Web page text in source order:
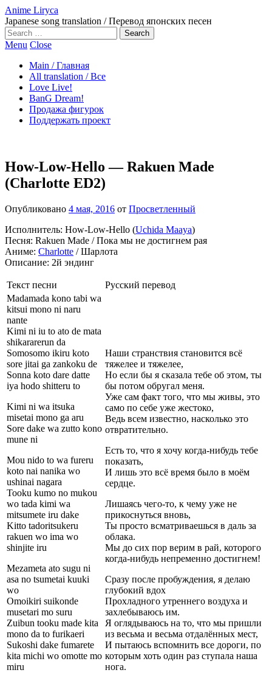
Anime Liryca
Japanese song translation / Перевод японских песен
Search
on:
Menu Close
Main / Главная
All translation / Все
Love Live!
BanG Dream!
Продажа фигурок
Поддержать проект
How-Low-Hello — Rakuen Made
(Charlotte ED2)
Опубликовано 4 мая, 2016 от Просветленный
Исполнитель: How-Low-Hello (Uchida Maaya)
Песня: Rakuen Made / Пока мы не достигнем рая
Аниме: Charlotte / Шарлота
Описание: 2й эндинг
Текст песни
Русский перевод
Madamada kono tabi wa
kitsui mono ni naru
nante
Kimi ni iu to ato de mata
shikararerun da
Somosomo ikiru koto
sore jitai ga zankoku de
Sonna koto dare datte
iya hodo shitteru to
Kimi ni wa itsuka
misetai mono ga aru
Sore dake wa zutto kono
mune ni
Mou nido to wa fureru
koto nai nanika wo
ushinai nagara
Tooku kumo no mukou
wo tada kimi wa
mitsumete iru dake
Kitto tadoritsukeru
rakuen wo ima wo
shinjite iru
Mezameta ato sugu ni
asa no tsumetai kuuki
wo
Omoikiri suikonde
musetari mo suru
Zuibun tooku made kita
mono da to furikaeri
Sukoshi dake fumarete
kita michi wo omotte mo
miru
Наши странствия становится всё
тяжелее и тяжелее,
Но если бы я сказала тебе об этом, ты
бы потом обругал меня.
Уже сам факт того, что мы живы, это
само по себе уже жестоко,
Ведь всем известно, насколько это
отвратительно.
Есть то, что я хочу когда-нибудь тебе
показать,
И лишь это всё время было в моём
сердце.
Лишаясь чего-то, к чему уже не
прикоснуться вновь,
Ты просто всматриваешься в даль за
облака.
Мы до сих пор верим в рай, которого
когда-нибудь непременно достигнем!
Сразу после пробуждения, я делаю
глубокий вдох
Прохладного утреннего воздуха и
захлебываюсь им.
Я оглядываюсь на то, что мы пришли
из весьма и весьма отдалённых мест,
И пытаюсь вспомнить все дороги, по
которым хоть один раз ступала наша
нога.